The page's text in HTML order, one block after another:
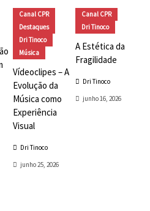
Canal CPR
Destaques
Dri Tinoco
Música
Vídeoclipes – A
Evolução da
Música como
Experiência
Visual
Dri Tinoco
junho 25, 2026
Canal CPR
Dri Tinoco
A Estética da
Fragilidade
Dri Tinoco
junho 16, 2026